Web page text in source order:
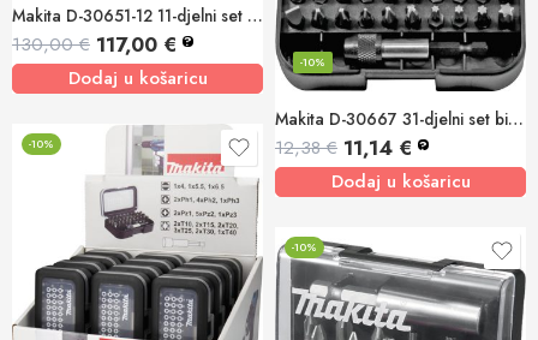
Makita D-30651-12 11-djelni set bit nastavaka 12/1
130,00€ 117,00 € ?
Dodaj u košaricu
Makita D-30667 31-djelni set bit nastavaka
-10%
12,38€ 11,14 € ?
Dodaj u košaricu
-10%
-10%